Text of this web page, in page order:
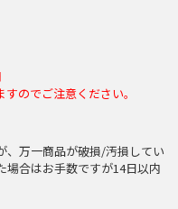
のでご注意ください。
、万一商品が破損/汚損してい
場合はお手数ですが14日以内